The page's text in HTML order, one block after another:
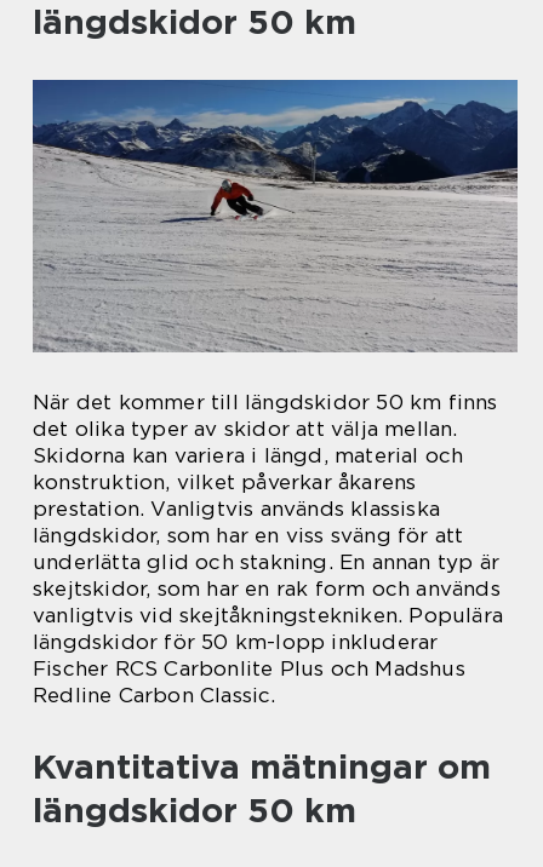
längdskidor 50 km
När det kommer till längdskidor 50 km finns
det olika typer av skidor att välja mellan.
Skidorna kan variera i längd, material och
konstruktion, vilket påverkar åkarens
prestation. Vanligtvis används klassiska
längdskidor, som har en viss sväng för att
underlätta glid och stakning. En annan typ är
skejtskidor, som har en rak form och används
vanligtvis vid skejtåkningstekniken. Populära
längdskidor för 50 km-lopp inkluderar
Fischer RCS Carbonlite Plus och Madshus
Redline Carbon Classic.
Kvantitativa mätningar om
längdskidor 50 km